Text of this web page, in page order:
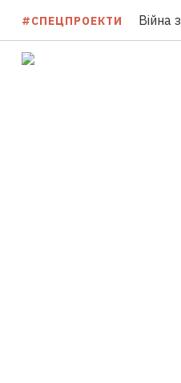
#СПЕЦПРОЕКТИ Війна